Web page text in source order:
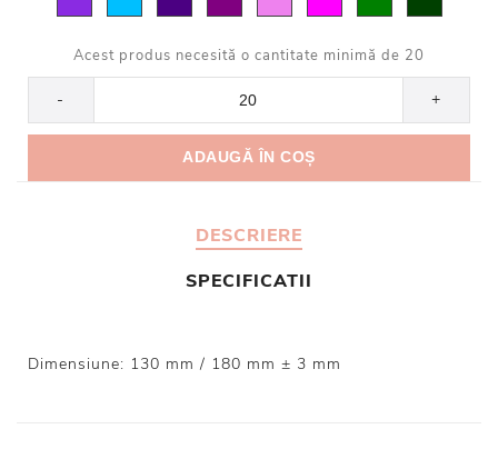
Acest produs necesită o cantitate minimă de 20
- +
DESCRIERE
SPECIFICATII
Dimensiune: 130 mm / 180 mm ± 3 mm